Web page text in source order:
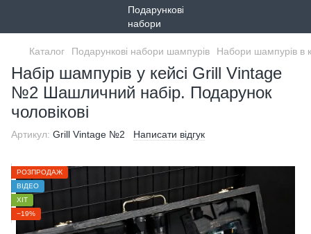
Каталог Подарункові набори шампурів Набори шампурів в
Набір шампурів у кейсі Grill Vintage
№2 Шашличний набір. Подарунок
чоловікові
Артикул: Grill Vintage №2 Написати відгук
РОЗПРОДАЖ
ВІДЕО
ХІТ
−19%